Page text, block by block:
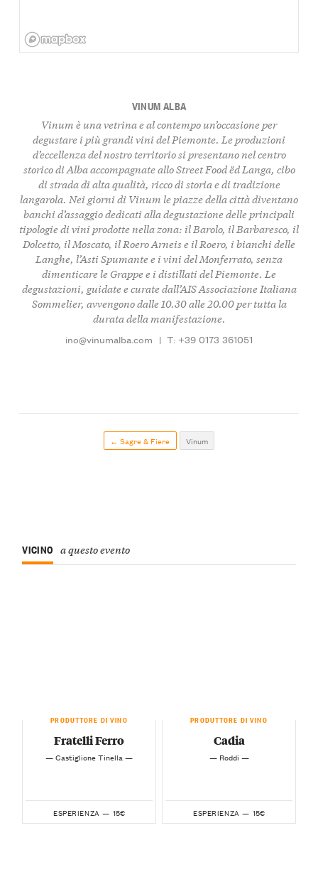
VINUM ALBA
Vinum è una vetrina e al contempo un’occasione per
degustare i più grandi vini del Piemonte. Le produzioni
d’eccellenza del nostro territorio si presentano nel centro
storico di Alba accompagnate allo Street Food ëd Langa, cibo
di strada di alta qualità, ricco di storia e di tradizione
langarola. Nei giorni di Vinum le piazze della città diventano
banchi d’assaggio dedicati alla degustazione delle principali
tipologie di vini prodotte nella zona: il Barolo, il Barbaresco, il
Dolcetto, il Moscato, il Roero Arneis e il Roero, i bianchi delle
Langhe, l’Asti Spumante e i vini del Monferrato, senza
dimenticare le Grappe e i distillati del Piemonte. Le
degustazioni, guidate e curate dall’AIS Associazione Italiana
Sommelier, avvengono dalle 10.30 alle 20.00 per tutta la
durata della manifestazione.
ino@vinumalba.com | T: +39 0173 361051
← Sagre & Fiere Vinum
VICINO a questo evento
PRODUTTORE DI VINO
Fratelli Ferro
— Castiglione Tinella —
ESPERIENZA — 15€
PRODUTTORE DI VINO
Cadia
— Roddi —
ESPERIENZA — 15€